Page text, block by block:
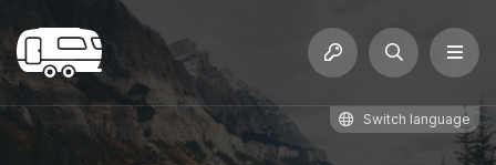
Switch language